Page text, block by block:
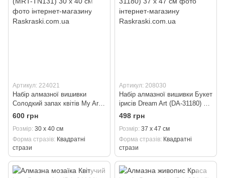
Артикул: 224021
Набір алмазної вишивки
Солодкий запах квітів My Art
(MRT-TN131) 30 х 40 см
600 грн
Розмір 30 х 40 см
Форма стразів Квадратні
стрази
Артикул: 208030
Набір алмазної вишивки Букет
ірисів Dream Art (DA-31180) 37
x 47 см
498 грн
Розмір 37 x 47 см
Форма стразів Квадратні
стрази